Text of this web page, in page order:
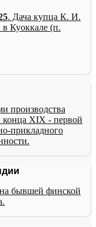
. Дача купца К. И.
Куоккале (п.
производства
конца XIX - первой
прикладного
бывшей финской